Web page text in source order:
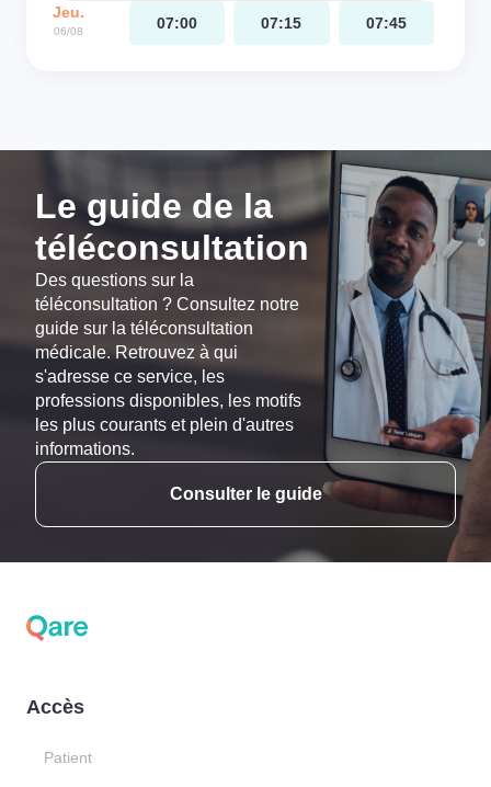
Jeu.
06/08 07:00 07:15 07:45
Le guide de la
téléconsultation
Des questions sur la
téléconsultation ? Consultez notre
guide sur la téléconsultation
médicale. Retrouvez à qui
s'adresse ce service, les
professions disponibles, les motifs
les plus courants et plein d'autres
informations.
Consulter le guide
Accès
Patient